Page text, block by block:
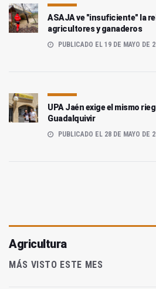
ASAJA ve "insuficiente" la
agricultores y ganaderos
PUBLICADO EL 19 DE MAYO DE
UPA Jaén exige el mismo
Guadalquivir
PUBLICADO EL 28 DE MAYO DE
Agricultura
MÁS VISTO ESTE MES